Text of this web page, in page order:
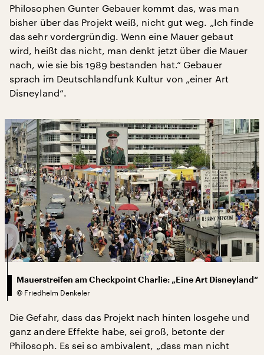
Philosophen Gunter Gebauer kommt das, was man
bisher über das Projekt weiß, nicht gut weg. „Ich finde
das sehr vordergründig. Wenn eine Mauer gebaut
wird, heißt das nicht, man denkt jetzt über die Mauer
nach, wie sie bis 1989 bestanden hat.“ Gebauer
sprach im Deutschlandfunk Kultur von „einer Art
Disneyland“.
Mauerstreifen am Checkpoint Charlie: „Eine Art Disneyland“
© Friedhelm Denkeler
Die Gefahr, dass das Projekt nach hinten losgehe und
ganz andere Effekte habe, sei groß, betonte der
Philosoph. Es sei so ambivalent, „dass man nicht